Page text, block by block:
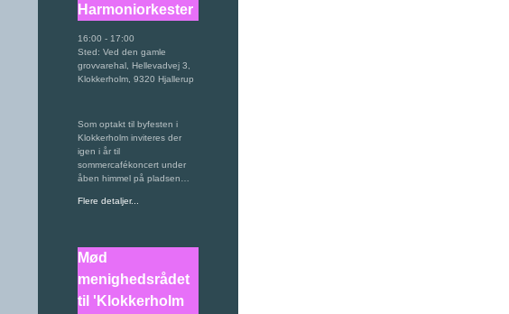
Harmoniorkester
16:00 - 17:00
Sted: Ved den gamle
grovvarehal, Hellevadvej 3,
Klokkerholm, 9320 Hjallerup
Som optakt til byfesten i
Klokkerholm inviteres der
igen i år til
sommercafékoncert under
åben himmel på pladsen…
Flere detaljer...
Mød
menighedsrådet
til 'Klokkerholm